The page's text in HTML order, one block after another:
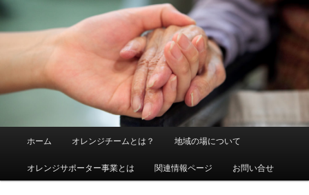
メ
イ
サ
ブ
ホーム オレンジチームとは？ 地域の場について
オレンジサポーター事業とは 関連情報ページ お問い合せ